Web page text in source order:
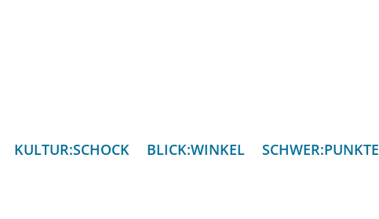
KULTUR:SCHOCK BLICK:WINKEL SCHWER:PUNKTE